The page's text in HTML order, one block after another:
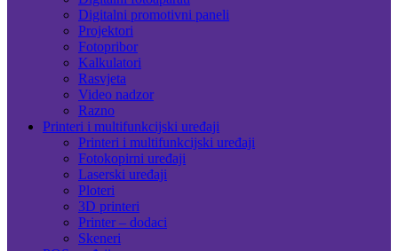
Digitalni promotivni paneli
Projektori
Fotopribor
Kalkulatori
Rasvjeta
Video nadzor
Razno
Printeri i multifunkcijski uređaji
Printeri i multifunkcijski uređaji
Fotokopirni uređaji
Laserski uređaji
Ploteri
3D printeri
Printer – dodaci
Skeneri